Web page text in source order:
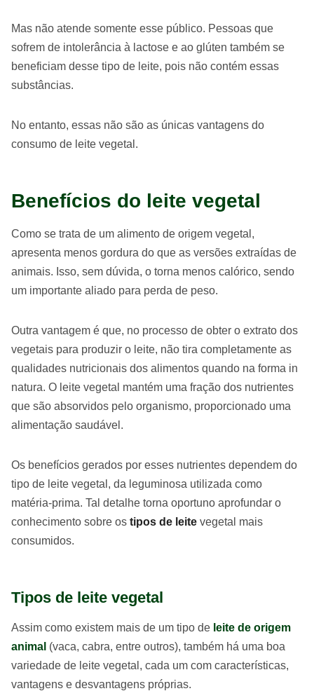
Mas não atende somente esse público. Pessoas que
sofrem de intolerância à lactose e ao glúten também se
beneficiam desse tipo de leite, pois não contém essas
substâncias.
No entanto, essas não são as únicas vantagens do
consumo de leite vegetal.
Benefícios do leite vegetal
Como se trata de um alimento de origem vegetal,
apresenta menos gordura do que as versões extraídas de
animais. Isso, sem dúvida, o torna menos calórico, sendo
um importante aliado para perda de peso.
Outra vantagem é que, no processo de obter o extrato dos
vegetais para produzir o leite, não tira completamente as
qualidades nutricionais dos alimentos quando na forma in
natura. O leite vegetal mantém uma fração dos nutrientes
que são absorvidos pelo organismo, proporcionado uma
alimentação saudável.
Os benefícios gerados por esses nutrientes dependem do
tipo de leite vegetal, da leguminosa utilizada como
matéria-prima. Tal detalhe torna oportuno aprofundar o
conhecimento sobre os tipos de leite vegetal mais
consumidos.
Tipos de leite vegetal
Assim como existem mais de um tipo de leite de origem
animal (vaca, cabra, entre outros), também há uma boa
variedade de leite vegetal, cada um com características,
vantagens e desvantagens próprias.